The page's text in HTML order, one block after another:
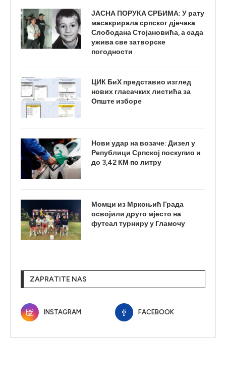
ЈАСНА ПОРУКА СРБИМА: У рату
масакрирала српског дјечака
Слободана Стојановића, а сада
ужива све затворске
погодности
ЦИК БиХ представио изглед
нових гласачких листића за
Опште изборе
Нови удар на возаче: Дизел у
Републици Српској поскупио и
до 3,42 КМ по литру
Момци из Мркоњић Града
освојили друго мјесто на
футсал турниру у Гламочу
ZAPRATITE NAS
INSTAGRAM FACEBOOK